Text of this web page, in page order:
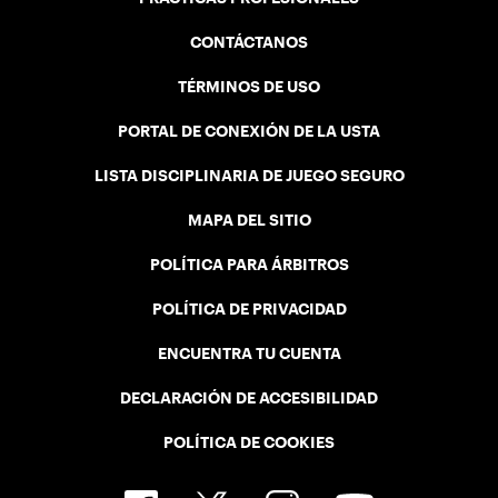
CONTÁCTANOS
TÉRMINOS DE USO
PORTAL DE CONEXIÓN DE LA USTA
LISTA DISCIPLINARIA DE JUEGO SEGURO
MAPA DEL SITIO
POLÍTICA PARA ÁRBITROS
POLÍTICA DE PRIVACIDAD
ENCUENTRA TU CUENTA
DECLARACIÓN DE ACCESIBILIDAD
POLÍTICA DE COOKIES